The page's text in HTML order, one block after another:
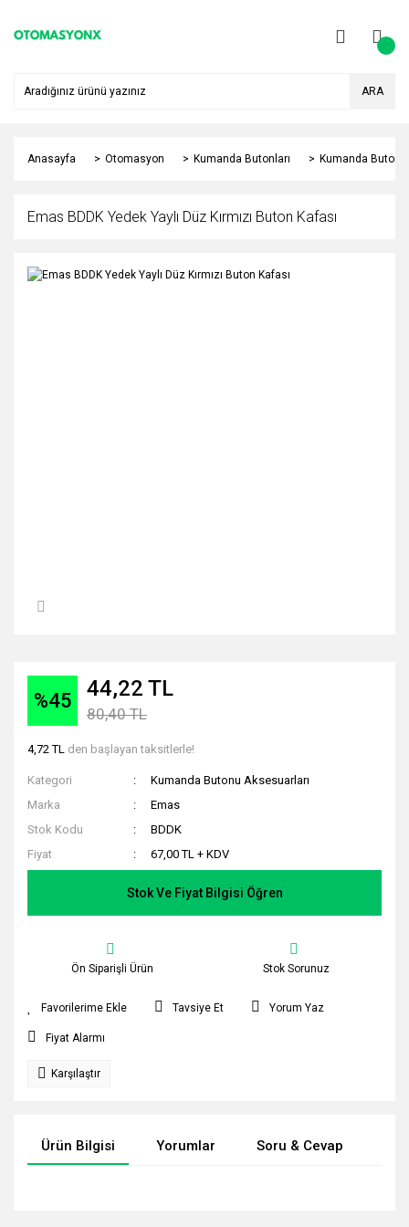
ARA
Anasayfa Otomasyon Kumanda Butonları Kumanda
Emas BDDK Yedek Yaylı Düz Kırmızı Buton Kafası
%45 44,22 TL
80,40 TL
4,72 TL den başlayan taksitlerle!
Kategori
Kumanda Butonu Aksesuarları
Marka
Emas
Stok Kodu
BDDK
Fiyat
67,00 TL + KDV
Stok Ve Fiyat Bilgisi Öğren
Ön Siparişli Ürün Stok Sorunuz
Tavsiye Et Yorum Yaz
Fiyat Alarmı
Karşılaştır
Ürün Bilgisi Yorumlar Soru & Cevap